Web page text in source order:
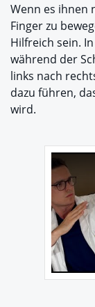
Wenn es ihnen
Finger zu
Hilfreich sein.
während der
links nach
dazu führen,
wird.